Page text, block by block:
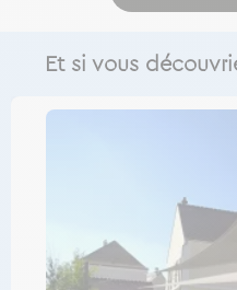
Et si vous